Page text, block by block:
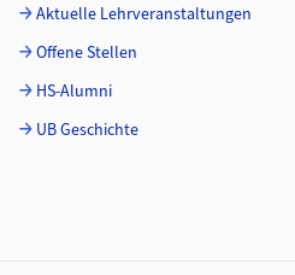
Aktuelle Lehrveranstaltungen
Offene Stellen
HS-Alumni
UB Geschichte